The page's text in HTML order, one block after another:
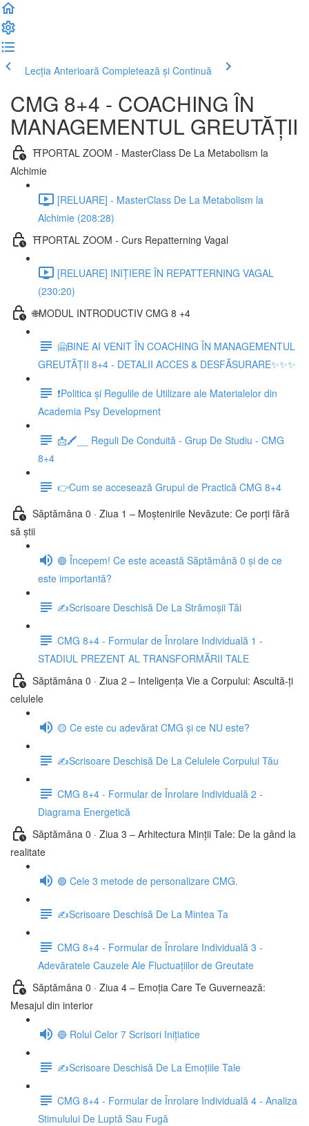
Lecția Anterioară Completează și Continuă
CMG 8+4 - COACHING ÎN
MANAGEMENTUL GREUTĂȚII
⛩️PORTAL ZOOM - MasterClass De La Metabolism la
Alchimie
[RELUARE] - MasterClass De La Metabolism la
Alchimie (208:28)
⛩️PORTAL ZOOM - Curs Repatterning Vagal
[RELUARE] INIȚIERE ÎN REPATTERNING VAGAL
(230:20)
🌐MODUL INTRODUCTIV CMG 8 +4
🤗BINE AI VENIT ÎN COACHING ÎN MANAGEMENTUL
GREUTĂȚII 8+4 - DETALII ACCES & DESFĂSURARE✨✨✨
❗Politica și Regulile de Utilizare ale Materialelor din
Academia Psy Development
📩🖍__ Reguli De Conduită - Grup De Studiu - CMG
8+4
👉Cum se accesează Grupul de Practică CMG 8+4
Săptămâna 0 · Ziua 1 – Moștenirile Nevăzute: Ce porți fără
să știi
🟣 Începem! Ce este această Săptămână 0 și de ce
este importantă?
✍️Scrisoare Deschisă De La Strămoșii Tăi
CMG 8+4 - Formular de Înrolare Individuală 1 -
STADIUL PREZENT AL TRANSFORMĂRII TALE
Săptămâna 0 · Ziua 2 – Inteligența Vie a Corpului: Ascultă-ți
celulele
🟡 Ce este cu adevărat CMG și ce NU este?
✍️Scrisoare Deschisă De La Celulele Corpului Tău
CMG 8+4 - Formular de Înrolare Individuală 2 -
Diagrama Energetică
Săptămâna 0 · Ziua 3 – Arhitectura Minții Tale: De la gând la
realitate
🟢 Cele 3 metode de personalizare CMG.
✍️Scrisoare Deschisă De La Mintea Ta
CMG 8+4 - Formular de Înrolare Individuală 3 -
Adevăratele Cauzele Ale Fluctuațiilor de Greutate
Săptămâna 0 · Ziua 4 – Emoția Care Te Guvernează:
Mesajul din interior
🔵 Rolul Celor 7 Scrisori Inițiatice
✍️Scrisoare Deschisă De La Emoțiile Tale
CMG 8+4 - Formular de Înrolare Individuală 4 - Analiza
Stimulului De Luptă Sau Fugă